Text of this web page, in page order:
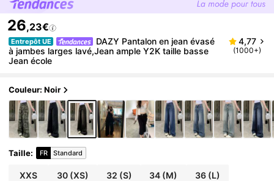
26,23€
Entrepôt UE
DAZY Pantalon en jean évasé
à jambes larges lavé,Jean ample Y2K taille basse
Jean école
4,77
(1000+)
Couleur: Noir
Taille: FR Standard
XXS 30 (XS) 32 (S) 34 (M) 36 (L)